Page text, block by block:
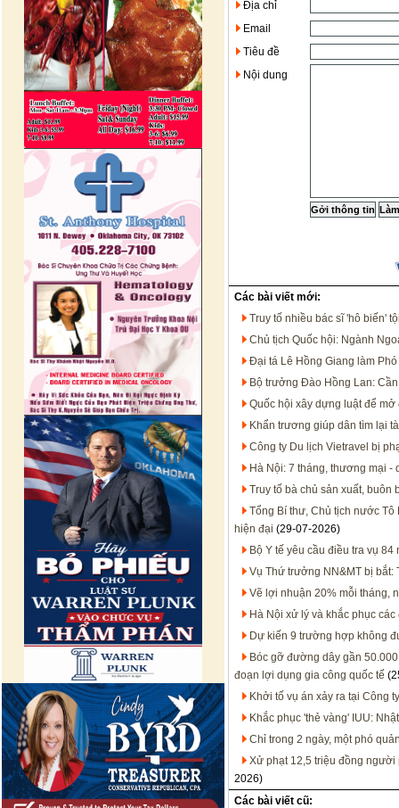
Địa chỉ
Email
Tiêu đề
Nội dung
Các bài viết mới:
Truy tố nhiều bác sĩ 'hô biến'
Chủ tịch Quốc hội: Ngành
Đại tá Lê Hồng Giang làm
Bộ trưởng Đào Hồng Lan:
Quốc hội xây dựng luật để
Khẩn trương giúp dân tìm lại
Công ty Du lịch Vietravel bị
Hà Nội: 7 tháng, thương mại -
Truy tố bà chủ sản xuất, buôn
Tổng Bí thư, Chủ tịch nước
hiện đại (29-07-2026)
Bộ Y tế yêu cầu điều tra vụ
Vụ Thứ trưởng NN&MT bị bắt:
Vẽ lợi nhuận 20% mỗi tháng,
Hà Nội xử lý và khắc phục
Dự kiến 9 trường hợp không
Bóc gỡ đường dây gần
đoạn lợi dụng gia công quốc tế
Khởi tố vụ án xảy ra tại Công
Khắc phục 'thẻ vàng' IUU:
Chỉ trong 2 ngày, một phó
Xử phạt 12,5 triệu đồng người
2026)
Các bài viết cũ: